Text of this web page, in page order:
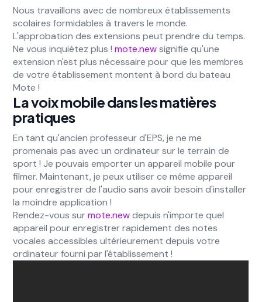
Nous travaillons avec de nombreux établissements
scolaires formidables à travers le monde.
L'approbation des extensions peut prendre du temps.
Ne vous inquiétez plus !mote.newsignifie qu'une
extension n'est plus nécessaire pour que les membres
de votre établissement montent à bord du bateau
Mote !
La voix mobile dans les matières
pratiques
En tant qu'ancien professeur d'EPS, je ne me
promenais pas avec un ordinateur sur le terrain de
sport ! Je pouvais emporter un appareil mobile pour
filmer. Maintenant, je peux utiliser ce même appareil
pour enregistrer de l'audio sans avoir besoin d'installer
la moindre application !
Rendez-vous surmote.newdepuis n'importe quel
appareil pour enregistrer rapidement des notes
vocales accessibles ultérieurement depuis votre
ordinateur fourni par l'établissement !